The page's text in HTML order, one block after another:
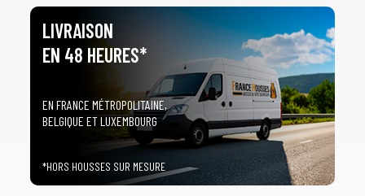
LIVRAISON
EN 48 HEURES*
EN FRANCE MÉTROPOLITAINE,
BELGIQUE ET LUXEMBOURG
*HORS HOUSSES SUR MESURE